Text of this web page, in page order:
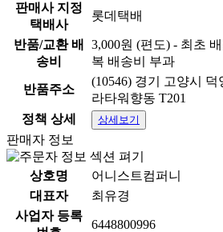
판매사 지정
택배사
롯데택배
반품/교환 배
송비
3,000원 (편도) - 최초
복 배송비 부과
반품주소
(10546) 경기 고양시 덕
라타워향동 T201
정책 상세
상세보기
판매자 정보
상호명
어니스트컴퍼니
대표자
최유경
사업자 등록
6448800996